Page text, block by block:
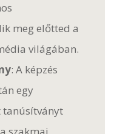
meg előtted a
világában.
: A képzés
egy
tanúsítványt